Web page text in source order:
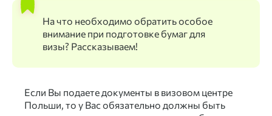
На что необходимо обратить особое
внимание при подготовке бумаг для
визы? Рассказываем!
Если Вы подаете документы в визовом центре
Польши, то у Вас обязательно должны быть